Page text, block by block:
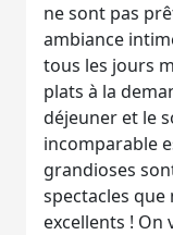
ne sont pas
ambiance
tous les jours
plats à la
déjeuner et le
incomparable
grandioses
spectacles
excellents !